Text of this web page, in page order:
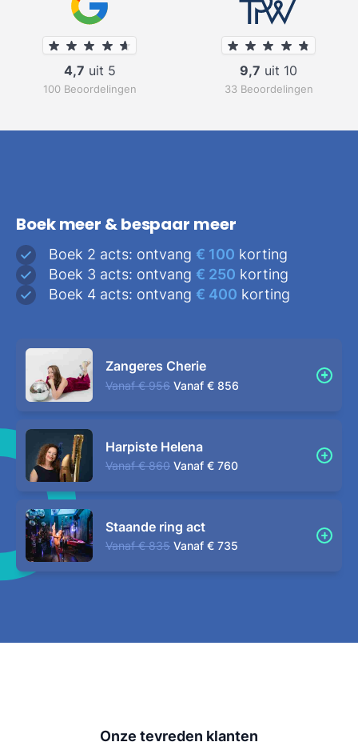
4,7 uit 5
100 Beoordelingen
9,7 uit 10
33 Beoordelingen
Boek meer & bespaar meer
Boek 2 acts: ontvang € 100 korting
Boek 3 acts: ontvang € 250 korting
Boek 4 acts: ontvang € 400 korting
Zangeres Cherie
Vanaf € 956 Vanaf € 856
Harpiste Helena
Vanaf € 860 Vanaf € 760
Staande ring act
Vanaf € 835 Vanaf € 735
Onze tevreden klanten